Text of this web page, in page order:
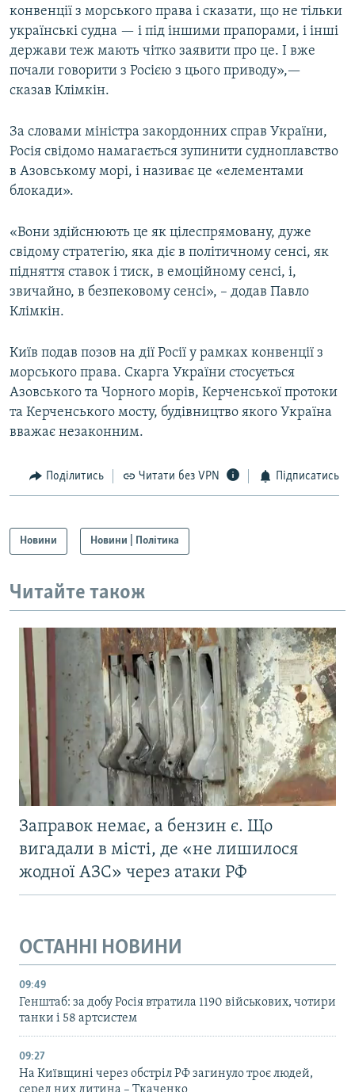
конвенції з морського права і сказати, що не тільки
українські судна — і під іншими прапорами, і інші
держави теж мають чітко заявити про це. І вже
почали говорити з Росією з цього приводу»,—
сказав Клімкін.
За словами міністра закордонних справ України,
Росія свідомо намагається зупинити судноплавство
в Азовському морі, і називає це «елементами
блокади».
«Вони здійснюють це як цілеспрямовану, дуже
свідому стратегію, яка діє в політичному сенсі, як
підняття ставок і тиск, в емоційному сенсі, і,
звичайно, в безпековому сенсі», – додав Павло
Клімкін.
Київ подав позов на дії Росії у рамках конвенції з
морського права. Скарга України стосується
Азовського та Чорного морів, Керченської протоки
та Керченського мосту, будівництво якого Україна
вважає незаконним.
Поділитись Читати без VPN Підписатись
Новини Новини | Політика
Читайте також
Заправок немає, а бензин є. Що
вигадали в місті, де «не лишилося
жодної АЗС» через атаки РФ
ОСТАННІ НОВИНИ
09:49
Генштаб: за добу Росія втратила 1190 військових, чотири
танки і 58 артсистем
09:27
На Київщині через обстріл РФ загинуло троє людей,